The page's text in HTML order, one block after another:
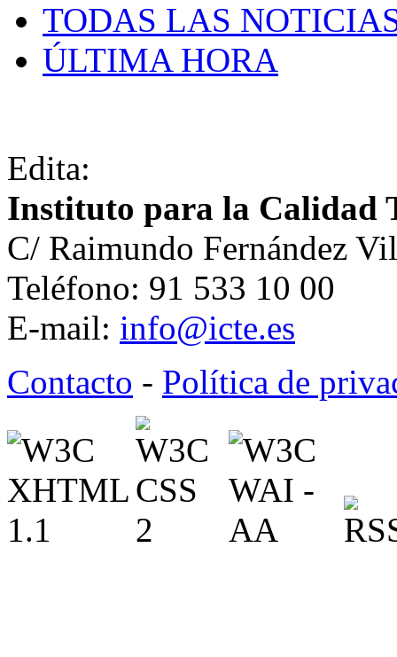
TODAS LAS
ÚLTIMA HORA
Edita:
Instituto para la Calidad
C/ Raimundo Fernández
Teléfono: 91 533 10 00
E-mail: info@icte.es
Contacto - Política de